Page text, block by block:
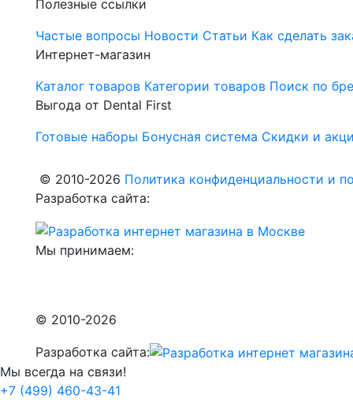
Полезные ссылки
Частые вопросы Новости Статьи Как сделать
Интернет-магазин
Каталог товаров Категории товаров Поиск по
Выгода от Dental First
Готовые наборы Бонусная система Скидки и
© 2010-2026 Политика конфиденциальности и
Разработка сайта:
Мы принимаем:
© 2010-2026
Разработка сайта:
Мы всегда на связи!
+7 (499) 460-43-41